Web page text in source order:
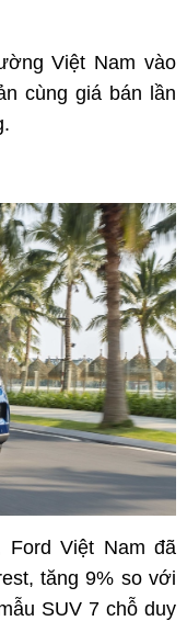
Việt Nam vào
cùng giá bán lần
Ford Việt Nam đã
tăng 9% so với
SUV 7 chỗ duy